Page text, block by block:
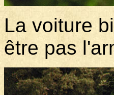
La voiture
être pas